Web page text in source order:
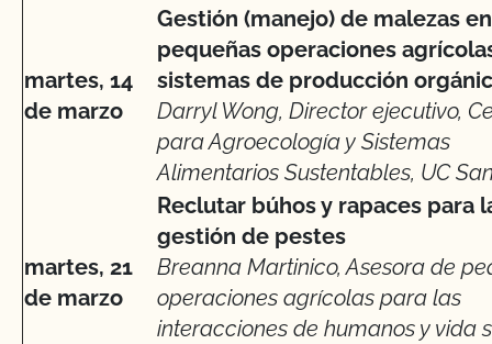
martes, 14
de marzo
Gestión (manejo) de malezas en
pequeñas operaciones
sistemas de producción
Darryl Wong, Director ejecutivo,
para Agroecología y Sistemas
Alimentarios Sustentables, UC
martes, 21
de marzo
Reclutar búhos y rapaces para
gestión de pestes
Breanna Martinico, Asesora de
operaciones agrícolas para las
interacciones de humanos y vida